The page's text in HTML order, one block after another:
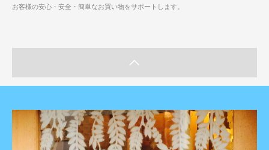
お客様の安心・安全・簡単なお買い物をサポートします。